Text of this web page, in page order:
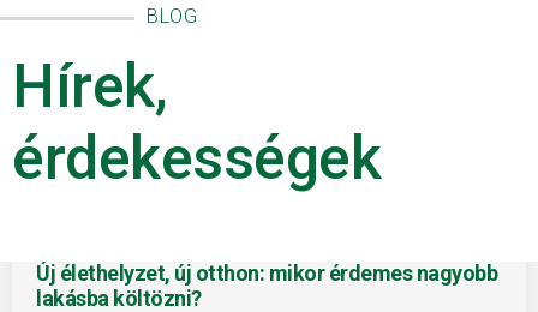
BLOG
Hírek,
érdekességek
Új élethelyzet, új otthon: mikor érdemes nagyobb
lakásba költözni?